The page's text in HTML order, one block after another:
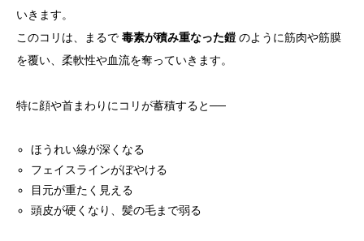
いきます。
このコリは、まるで 毒素が積み重なった鎧 のように筋肉や筋膜
を覆い、柔軟性や血流を奪っていきます。
特に顔や首まわりにコリが蓄積すると──
ほうれい線が深くなる
フェイスラインがぼやける
目元が重たく見える
頭皮が硬くなり、髪の毛まで弱る